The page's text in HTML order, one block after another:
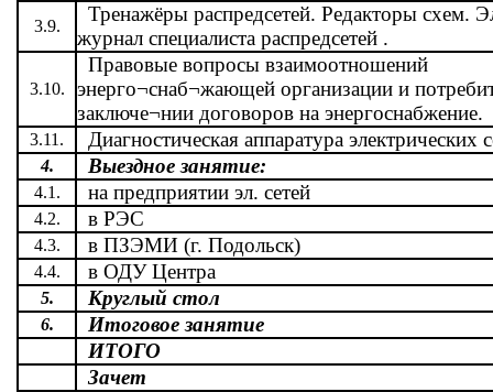
3.9.
Тренажёры распредсетей. Редакторы схем.
журнал специалиста распредсетей .
3.10.
Правовые вопросы взаимоотношений
энерго¬снаб¬жающей организации и
заключе¬нии договоров на энергоснабжение.
3.11. Диагностическая аппаратура электрических
4. Выездное занятие:
4.1. на предприятии эл. сетей
4.2. в РЭС
4.3. в ПЗЭМИ (г. Подольск)
4.4. в ОДУ Центра
5. Круглый стол
6.
Итоговое занятие
ИТОГО
Зачет